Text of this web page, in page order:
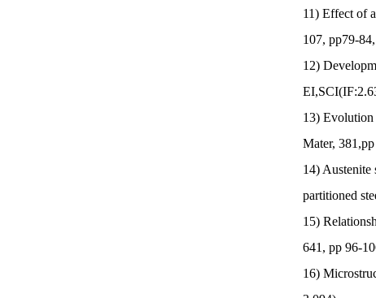
11) Effect of
107, pp79-
12)
13) Evolution
Mater,
14)
partitioned
15)
641, pp 96-
16)